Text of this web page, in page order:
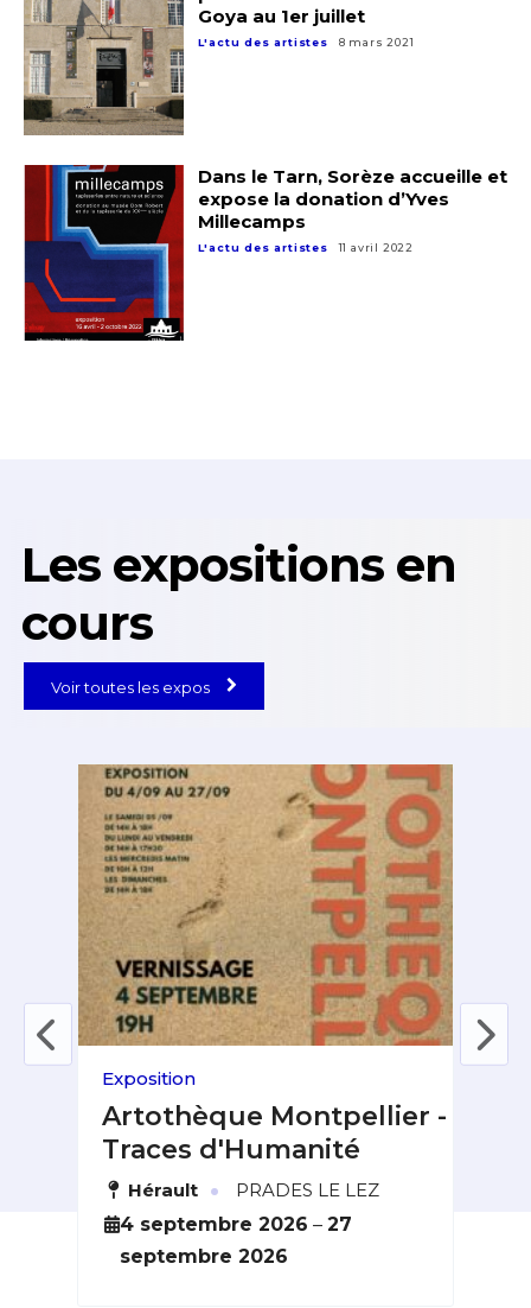
Goya au 1er juillet
L'actu des artistes 8 mars 2021
Dans le Tarn, Sorèze accueille et
expose la donation d’Yves
Millecamps
L'actu des artistes 11 avril 2022
Les expositions en
cours
Voir toutes les expos
Exposition
Artothèque Montpellier -
Traces d'Humanité
Hérault ·
PRADES LE LEZ
4 septembre 2026 –27
septembre 2026